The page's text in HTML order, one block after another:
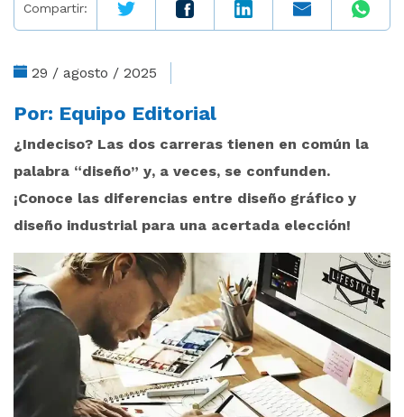
Compartir:
29 / agosto / 2025
Por: Equipo Editorial
¿Indeciso? Las dos carreras tienen en común la
palabra “diseño” y, a veces, se confunden.
¡Conoce las diferencias entre diseño gráfico y
diseño industrial para una acertada elección!